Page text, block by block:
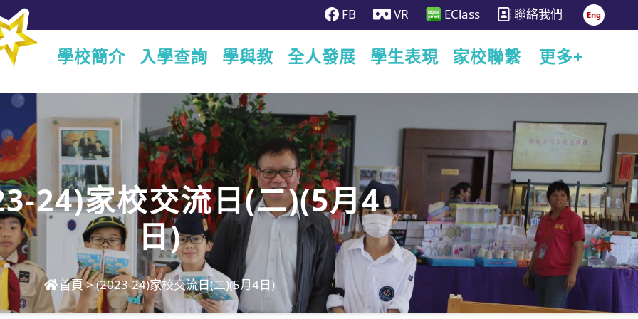
FB VR EClass 聯絡我們 Eng
學校簡介 入學查詢 學與教 全人發展 學生表現 家校聯繫 更多+
24)家校交流日(二)(5月4
日)
首頁>(2023-24)家校交流日(二)(5月4日)